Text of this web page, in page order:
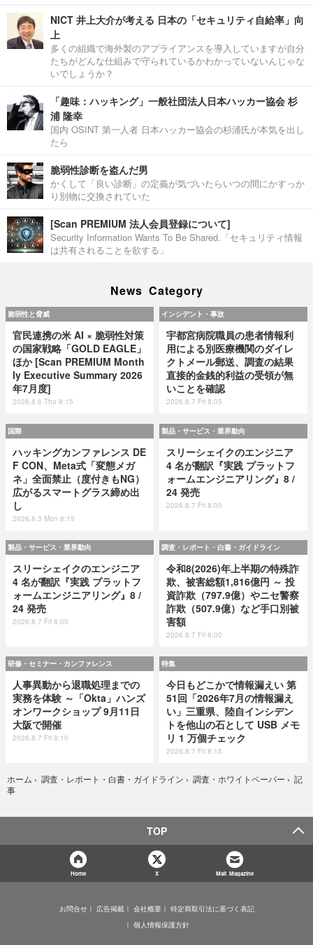
NICT 井上大介が考える 日本の「セキュリティ自給率」向
上
多くの組織で海外製のアプライアンスを導入していますが自分
たちがどんな仕組みで守られているかわかっていないんじゃな
いでしょうか？
「趣味：ハッキング」一般社団法人日本ハッカー協会 杉
浦 隆幸
国内 OSINT 第一人者 日本ハッカー協会の杉浦氏が本気を出し
たら
脆弱性診断を盗んだ男
かくして「良い診断」の定義が気づいたらいつの間にかすっか
り別物に交換されていた
[Scan PREMIUM 法人会員登録について]
Security Information Wants To Be Shared.「セキュリティ情報
は共有されることを欲する」
News Category
脆弱性と脅威
官民連携の米 AI × 脆弱性対策
の国家戦略「GOLD EAGLE」
ほか [Scan PREMIUM Month
ly Executive Summary 2026
年7月度]
2026.8.6 Thu 8:15
インシデント・事故
宇都宮病院職員の患者情報利
用による別医療機関のダイレ
クトメール郵送、調査の結果
直接的金銭的利益の受領が無
いことを確認
2026.8.7 Fri 8:05
国際
ハッキングカンファレンス DE
F CON、Meta式「変態メガ
ネ」全面禁止（度付きもNG）
広がるスマートグラス締め出
し
2026.8.3 Mon 8:15
製品・サービス・業界動向
スリーシェイクのエンジニア
4 名が翻訳『実践 プラットフ
ォームエンジニアリング』8 /
24 発売
2026.8.7 Fri 8:00
製品・サービス・業界動向
スリーシェイクのエンジニア
4 名が翻訳『実践 プラットフ
ォームエンジニアリング』8 /
24 発売
2026.8.7 Fri 8:00
調査・レポート・白書・ガイドライン
令和8(2026)年上半期の特殊詐
欺、被害総額1,816億円 ～ 投
資詐欺（797.9億）やニセ警察
詐欺（507.9億）など手口別被
害額
2026.8.7 Fri 8:00
研修・セミナー・カンファレンス
人事異動から退職処理までの
実務を体験 ～「Okta」ハンズ
オンワークショップ 9月11日
大阪で開催
2026.8.7 Fri 8:10
特集
今日もどこかで情報漏えい 第
51回「2026年7月の情報漏え
い」三重県、陸自インシデン
トを他山の石として USB メモ
リ 1 万個チェック
2026.8.7 Fri 8:15
ホーム › 調査・レポート・白書・ガイドライン › 調査・ホワイトペーパー › 記
事
TOP
Home X Mail Magazine
お問合せ 広告掲載 会社概要
特定商取引法に基づく表記
個人情報保護方針